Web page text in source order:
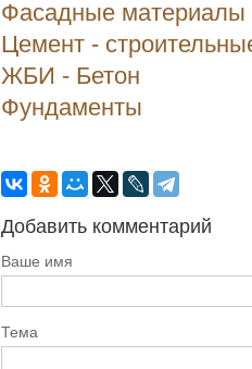
Фасадные материалы
Цемент -
ЖБИ - Бетон
Фундаменты
Добавить комментарий
Ваше имя
Тема